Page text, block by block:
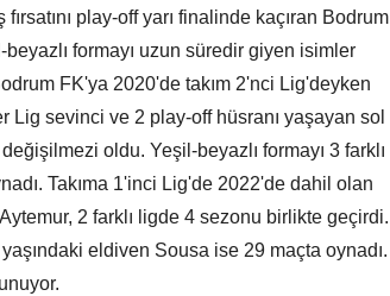
play-off yarı finalinde kaçıran Bodrum
beyazlı formayı uzun süredir giyen isimler
FK'ya 2020'de takım 2'nci Lig'deyken
sevinci ve 2 play-off hüsranı yaşayan sol
oldu. Yeşil-beyazlı formayı 3 farklı
Takıma 1'inci Lig'de 2022'de dahil olan
2 farklı ligde 4 sezonu birlikte geçirdi.
eldiven Sousa ise 29 maçta oynadı.